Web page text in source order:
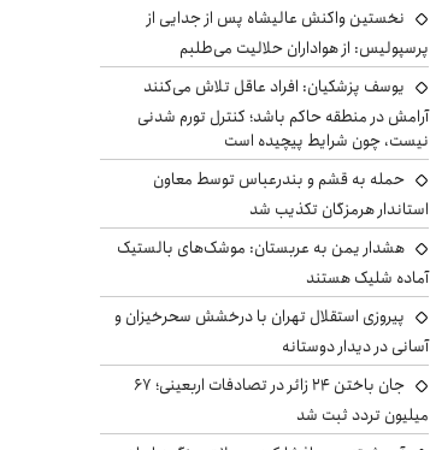
نخستین واکنش عالیشاه پس از جدایی از
پرسپولیس: از هواداران حلالیت می‌طلبم
یوسف پزشکیان: افراد عاقل تلاش می‌کنند
آرامش در منطقه حاکم باشد؛ کنترل تورم شدنی
نیست، چون شرایط پیچیده است
حمله به قشم و بندرعباس توسط معاون
استاندار هرمزگان تکذیب شد
هشدار یمن به عربستان: موشک‌های بالستیک
آماده شلیک هستند
پیروزی استقلال تهران با درخشش سحرخیزان و
آسانی در دیدار دوستانه
جان باختن ۲۴ زائر در تصادفات اربعینی؛ ۶۷
میلیون تردد ثبت شد